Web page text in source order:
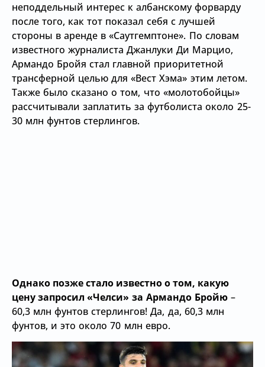
неподдельный интерес к албанскому форварду
после того, как тот показал себя с лучшей
стороны в аренде в«Саутгемптоне». По словам
известного журналиста Джанлуки Ди Марцио,
Армандо Бройя стал главной приоритетной
трансферной целью для«Вест Хэма» этим летом.
Также было сказано о том, что «молотобойцы»
рассчитывали заплатить за футболиста около 25-
30 млн фунтов стерлингов.
Однако позже стало известно о том, какую
цену запросил «Челси» за Армандо Бройю –
60,3 млн фунтов стерлингов! Да, да, 60,3 млн
фунтов, и это около 70 млн евро.